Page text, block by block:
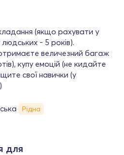
(якщо рахувати у
- 5 років).
величезний багаж
купу емоцій (не кидайте
свої навички (у
Рідна
для